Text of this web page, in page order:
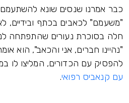
כבר אמרנו שנסים שונא להשתעמם,
"משעמם" לכאבים בכתף ובידיים,
חלה בסוכרת נעורים שהתפתחה
"נהיינו חברים, אני והכאב", הוא
להפסיק עם הכדורים, המליצו לו
עם קנאביס רפואי.